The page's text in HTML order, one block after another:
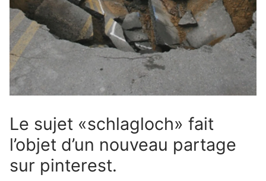
Le sujet «schlagloch» fait
l’objet d’un nouveau partage
sur pinterest.